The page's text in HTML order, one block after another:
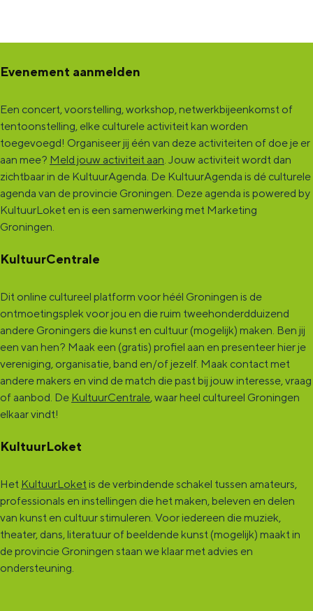
Evenement aanmelden
Een concert, voorstelling, workshop, netwerkbijeenkomst of
tentoonstelling, elke culturele activiteit kan worden
toegevoegd! Organiseer jij één van deze activiteiten of doe je er
aan mee? Meld jouw activiteit aan. Jouw activiteit wordt dan
zichtbaar in de KultuurAgenda. De KultuurAgenda is dé culturele
agenda van de provincie Groningen. Deze agenda is powered by
KultuurLoket en is een samenwerking met Marketing
Groningen.
KultuurCentrale
Dit online cultureel platform voor héél Groningen is de
ontmoetingsplek voor jou en die ruim tweehonderdduizend
andere Groningers die kunst en cultuur (mogelijk) maken. Ben jij
een van hen? Maak een (gratis) profiel aan en presenteer hier je
vereniging, organisatie, band en/of jezelf. Maak contact met
andere makers en vind de match die past bij jouw interesse, vraag
of aanbod. De KultuurCentrale, waar heel cultureel Groningen
elkaar vindt!
KultuurLoket
Het KultuurLoket is de verbindende schakel tussen amateurs,
professionals en instellingen die het maken, beleven en delen
van kunst en cultuur stimuleren. Voor iedereen die muziek,
theater, dans, literatuur of beeldende kunst (mogelijk) maakt in
de provincie Groningen staan we klaar met advies en
ondersteuning.